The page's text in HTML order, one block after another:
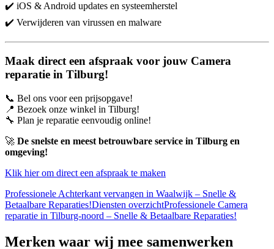
✔️ iOS & Android updates en systeemherstel
✔️ Verwijderen van virussen en malware
Maak direct een afspraak voor jouw Camera
reparatie in Tilburg!
📞 Bel ons voor een prijsopgave!
📍 Bezoek onze winkel in Tilburg!
🔧 Plan je reparatie eenvoudig online!
🚀 De snelste en meest betrouwbare service in Tilburg en
omgeving!
Klik hier om direct een afspraak te maken
Professionele Achterkant vervangen in Waalwijk – Snelle &
Betaalbare Reparaties!Diensten overzichtProfessionele Camera
reparatie in Tilburg-noord – Snelle & Betaalbare Reparaties!
Merken waar wij mee samenwerken